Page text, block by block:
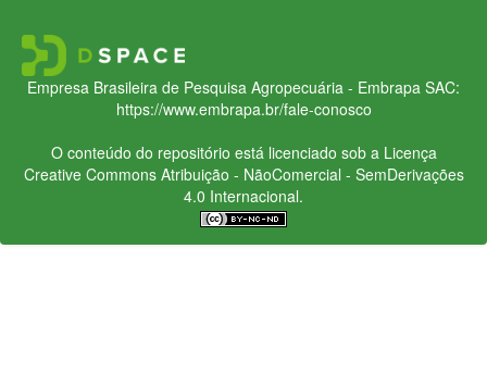
Empresa Brasileira de Pesquisa Agropecuária - Embrapa SAC:
https://www.embrapa.br/fale-conosco
O conteúdo do repositório está licenciado sob a Licença
Creative CommonsAtribuição - NãoComercial - SemDerivações
4.0 Internacional.